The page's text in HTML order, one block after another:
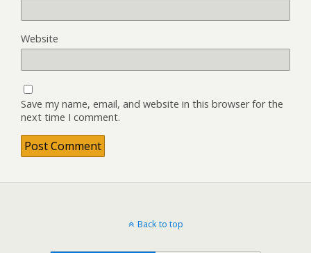
Website
Save my name, email, and website in this browser for the
next time I comment.
Back to top